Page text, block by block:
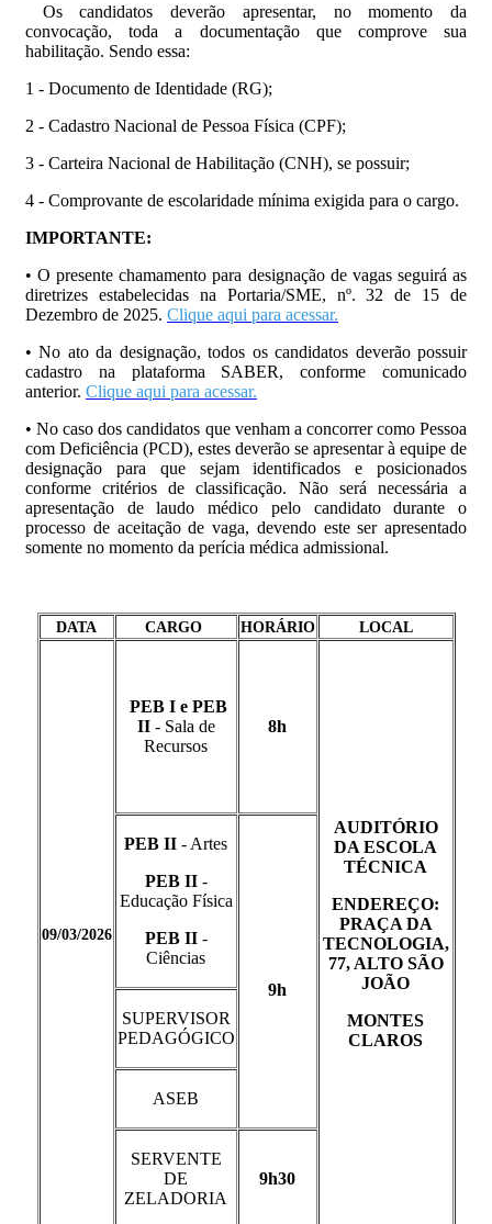
Os candidatos deverão apresentar, no momento da
convocação, toda a documentação que comprove sua
habilitação. Sendo essa:
1 - Documento de Identidade (RG);
2 - Cadastro Nacional de Pessoa Física (CPF);
3 - Carteira Nacional de Habilitação (CNH), se possuir;
4 - Comprovante de escolaridade mínima exigida para o cargo.
IMPORTANTE:
• O presente chamamento para designação de vagas seguirá as
diretrizes estabelecidas na Portaria/SME, nº. 32 de 15 de
Dezembro de 2025. Clique aqui para acessar.
• No ato da designação, todos os candidatos deverão possuir
cadastro na plataforma SABER, conforme comunicado
anterior. Clique aqui para acessar.
• No caso dos candidatos que venham a concorrer como Pessoa
com Deficiência (PCD), estes deverão se apresentar à equipe de
designação para que sejam identificados e posicionados
conforme critérios de classificação. Não será necessária a
apresentação de laudo médico pelo candidato durante o
processo de aceitação de vaga, devendo este ser apresentado
somente no momento da perícia médica admissional.
DATA CARGO HORÁRIO LOCAL
09/03/2026
PEB I e PEB
II- Sala de
Recursos
8h
AUDITÓRIO
DA ESCOLA
TÉCNICA
ENDEREÇO:
PRAÇA DA
TECNOLOGIA,
77, ALTO SÃO
JOÃO
MONTES
CLAROS
PEB II - Artes
PEB II-
Educação Física
PEB II-
Ciências
9h
SUPERVISOR
PEDAGÓGICO
ASEB
SERVENTE
DE
ZELADORIA
9h30